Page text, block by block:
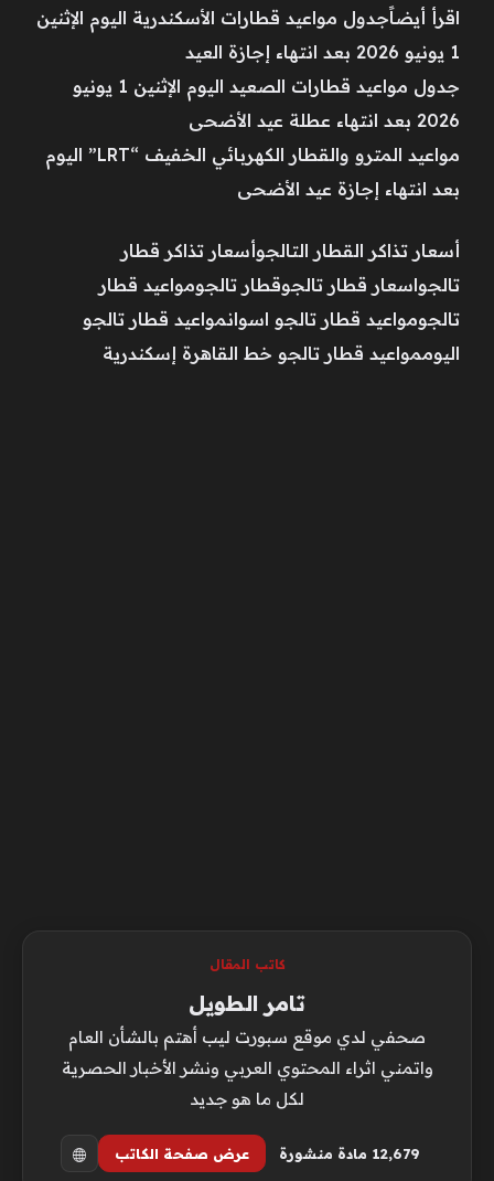
اقرأ أيضاًجدول مواعيد قطارات الأسكندرية اليوم الإثنين
1 يونيو 2026 بعد انتهاء إجازة العيد
جدول مواعيد قطارات الصعيد اليوم الإثنين 1 يونيو
2026 بعد انتهاء عطلة عيد الأضحى
مواعيد المترو والقطار الكهربائي الخفيف “LRT” اليوم
بعد انتهاء إجازة عيد الأضحى
أسعار تذاكر القطار التالجوأسعار تذاكر قطار
تالجواسعار قطار تالجوقطار تالجومواعيد قطار
تالجومواعيد قطار تالجو اسوانمواعيد قطار تالجو
اليوممواعيد قطار تالجو خط القاهرة إسكندرية
كاتب المقال
تامر الطويل
صحفي لدي موقع سبورت ليب أهتم بالشأن العام
واتمني اثراء المحتوي العربي ونشر الأخبار الحصرية
لكل ما هو جديد
12٬679 مادة منشورة عرض صفحة الكاتب